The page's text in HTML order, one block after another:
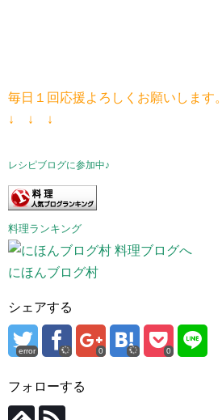
毎日１回応援よろしくお願いします。
↓ ↓ ↓
レシピブログに参加中♪
料理ランキング
にほんブログ村
シェアする
error 0 0
フォローする